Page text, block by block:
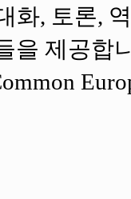
화, 토론,
을 제공합